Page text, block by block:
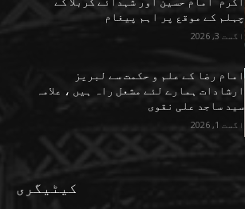
چہلم کے موقع پر اہم پیغام
اگست 3, 2026
امام رضا کے علم و حکمت سے لبریز
ارشادات ہمارے لئے مشعل راہ ہیں ، علامہ
سید ساجد علی نقوی
اگست 1, 2026
کیٹیگری